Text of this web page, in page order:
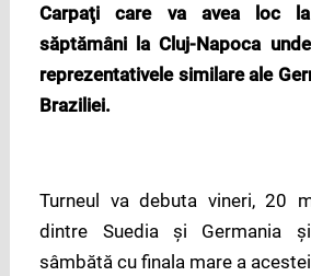
Carpaţi care va avea loc
săptămâni la Cluj-Napoca
reprezentativele similare ale
Braziliei.
Turneul va debuta vineri, 20
dintre Suedia şi Germania
sâmbătă cu finala mare a